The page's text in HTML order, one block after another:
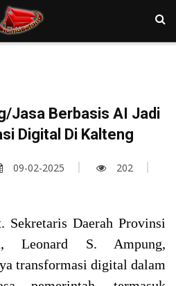
Jasa Berbasis AI Jadi
Digital Di Kalteng
09-02-2025
202
Sekretaris Daerah Provinsi
Leonard S. Ampung,
transformasi digital dalam